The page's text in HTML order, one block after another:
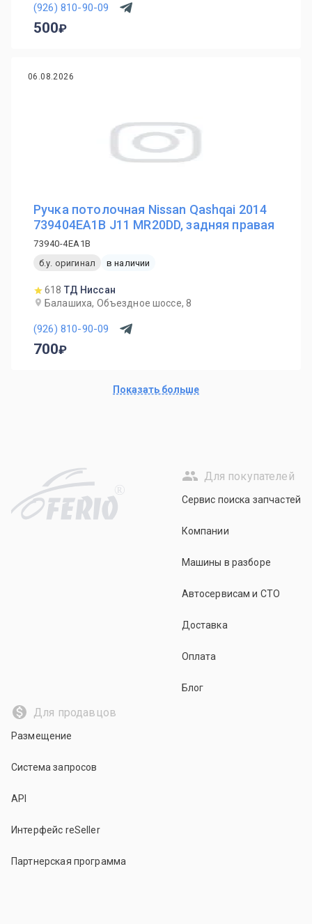
(926) 810-90-09
500
06.08.2026
Ручка потолочная Nissan Qashqai 2014
739404EA1B J11 MR20DD, задняя правая
73940-4EA1B
б.у. оригинал
в наличии
618 ТД Ниссан
Балашиха, Объездное шоссе, 8
(926) 810-90-09
700
Показать больше
R
Для покупателей
Сервис поиска запчастей
Компании
Машины в разборе
Автосервисам и СТО
Доставка
Оплата
Блог
Для продавцов
Размещение
Система запросов
API
Интерфейс reSeller
Партнерская программа